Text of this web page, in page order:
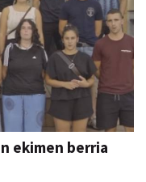
ekimen berria